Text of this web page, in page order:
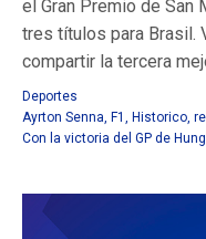
el Gran Premio de San
tres títulos para Brasil.
compartir la tercera
Deportes
Ayrton Senna F1 Historico
Con la victoria del GP de